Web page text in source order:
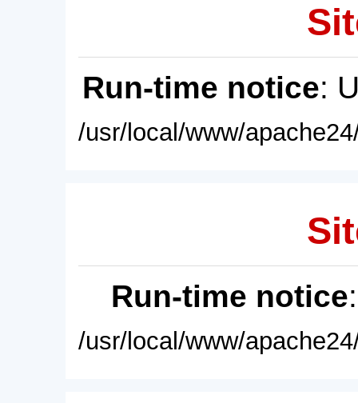
Run-time notice:
/usr/local/www/
Run-time notice
/usr/local/www/